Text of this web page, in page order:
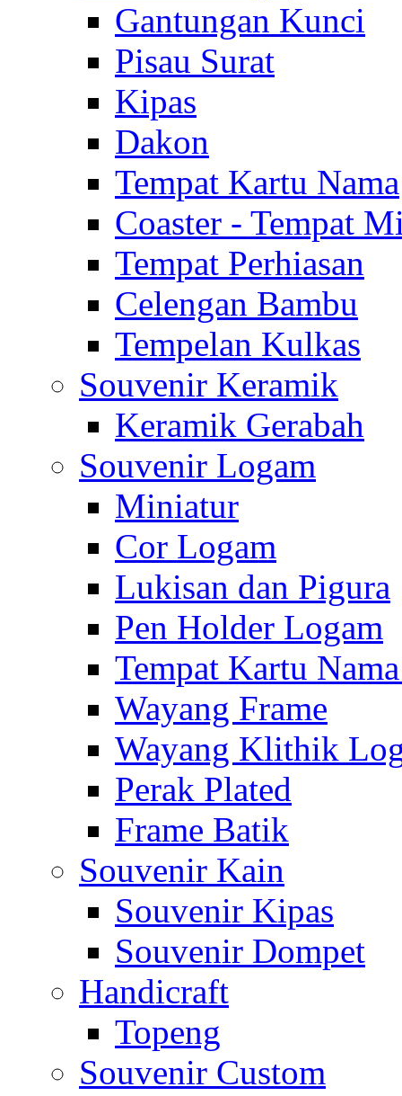
Gantungan Kunci
Pisau Surat
Kipas
Dakon
Tempat Kartu Nama
Coaster - Tempat
Tempat Perhiasan
Celengan Bambu
Tempelan Kulkas
Souvenir Keramik
Keramik Gerabah
Souvenir Logam
Miniatur
Cor Logam
Lukisan dan Pigura
Pen Holder Logam
Tempat Kartu
Wayang Frame
Wayang Klithik
Perak Plated
Frame Batik
Souvenir Kain
Souvenir Kipas
Souvenir Dompet
Handicraft
Topeng
Souvenir Custom